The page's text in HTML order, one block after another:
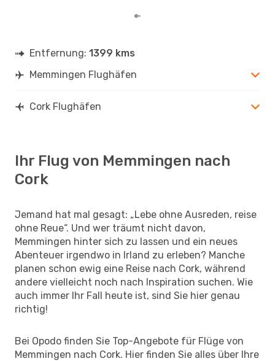
Entfernung: 1399 kms
Memmingen Flughäfen
Cork Flughäfen
Ihr Flug von Memmingen nach
Cork
Jemand hat mal gesagt: „Lebe ohne Ausreden, reise
ohne Reue“. Und wer träumt nicht davon,
Memmingen hinter sich zu lassen und ein neues
Abenteuer irgendwo in Irland zu erleben? Manche
planen schon ewig eine Reise nach Cork, während
andere vielleicht noch nach Inspiration suchen. Wie
auch immer Ihr Fall heute ist, sind Sie hier genau
richtig!
Bei Opodo finden Sie Top-Angebote für Flüge von
Memmingen nach Cork. Hier finden Sie alles über Ihre